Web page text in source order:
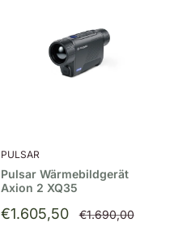
PULSAR
Pulsar Wärmebildgerät
Axion 2 XQ35
Sonderpreis
€1.605,50 Normalpreis
€1.690,00